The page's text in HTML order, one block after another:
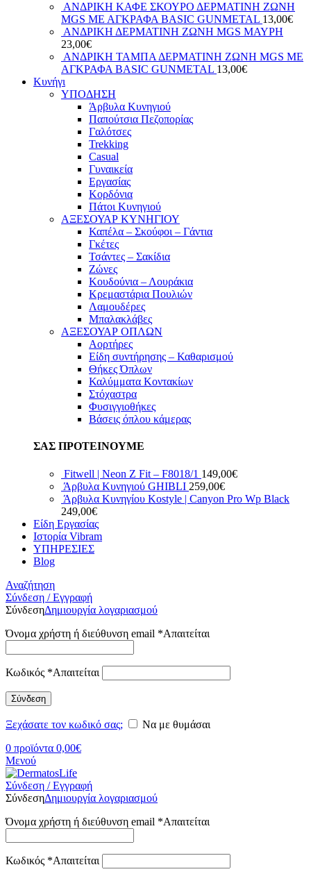
ΑΝΔΡΙΚΗ ΚΑΦΕ ΣΚΟΥΡΟ ΔΕΡΜΑΤΙΝΗ ΖΩΝΗ
MGS ΜΕ ΑΓΚΡΑΦΑ BASIC GUNMETAL 13,00€
ΑΝΔΡΙΚΗ ΔΕΡΜΑΤΙΝΗ ΖΩΝΗ MGS ΜΑΥΡΗ
23,00€
ΑΝΔΡΙΚΗ ΤΑΜΠΑ ΔΕΡΜΑΤΙΝΗ ΖΩΝΗ MGS ΜΕ
ΑΓΚΡΑΦΑ BASIC GUNMETAL 13,00€
Κυνήγι
ΥΠΟΔΗΣΗ
Άρβυλα Κυνηγιού
Παπούτσια Πεζοπορίας
Γαλότσες
Trekking
Casual
Γυναικεία
Εργασίας
Κορδόνια
Πάτοι Κυνηγιού
ΑΞΕΣΟΥΑΡ ΚΥΝΗΓΙΟΥ
Καπέλα – Σκούφοι – Γάντια
Γκέτες
Τσάντες – Σακίδια
Ζώνες
Κουδούνια – Λουράκια
Κρεμαστάρια Πουλιών
Λαμουδέρες
Μπαλακλάβες
ΑΞΕΣΟΥΑΡ ΟΠΛΩΝ
Αορτήρες
Είδη συντήρησης – Καθαρισμού
Θήκες Όπλων
Καλύμματα Κοντακίων
Στόχαστρα
Φυσιγγιοθήκες
Βάσεις όπλου κάμερας
ΣΑΣ ΠΡΟΤΕΙΝΟΥΜΕ
Fitwell | Neon Z Fit – F8018/1 149,00€
Άρβυλα Κυνηγιού GHIBLI 259,00€
Άρβυλα Κυνηγίου Kostyle | Canyon Pro Wp Black
249,00€
Είδη Εργασίας
Ιστορία Vibram
ΥΠΗΡΕΣΙΕΣ
Blog
Αναζήτηση
Σύνδεση / Εγγραφή
ΣύνδεσηΔημιουργία λογαριασμού
Όνομα χρήστη ή διεύθυνση email *Απαιτείται
Κωδικός *Απαιτείται
Σύνδεση
Ξεχάσατε τον κωδικό σας;
Να με θυμάσαι
0 προϊόντα 0,00€
Μενού
Σύνδεση / Εγγραφή
ΣύνδεσηΔημιουργία λογαριασμού
Όνομα χρήστη ή διεύθυνση email *Απαιτείται
Κωδικός *Απαιτείται